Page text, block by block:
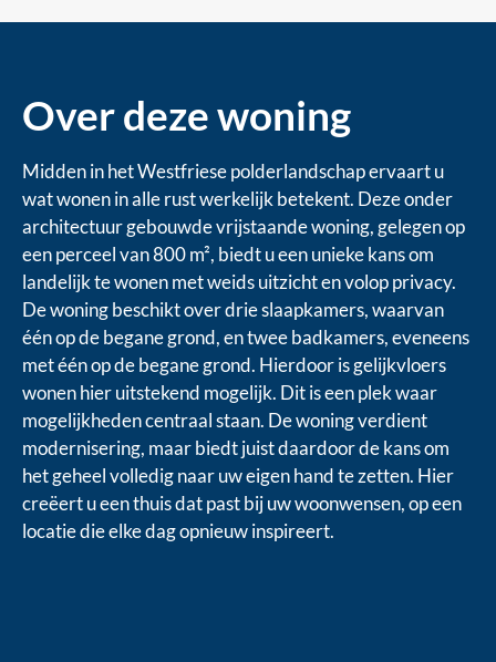
Over deze woning
Midden in het Westfriese polderlandschap ervaart u
wat wonen in alle rust werkelijk betekent. Deze onder
architectuur gebouwde vrijstaande woning, gelegen op
een perceel van 800 m², biedt u een unieke kans om
landelijk te wonen met weids uitzicht en volop privacy.
De woning beschikt over drie slaapkamers, waarvan
één op de begane grond, en twee badkamers, eveneens
met één op de begane grond. Hierdoor is gelijkvloers
wonen hier uitstekend mogelijk. Dit is een plek waar
mogelijkheden centraal staan. De woning verdient
modernisering, maar biedt juist daardoor de kans om
het geheel volledig naar uw eigen hand te zetten. Hier
creëert u een thuis dat past bij uw woonwensen, op een
locatie die elke dag opnieuw inspireert.